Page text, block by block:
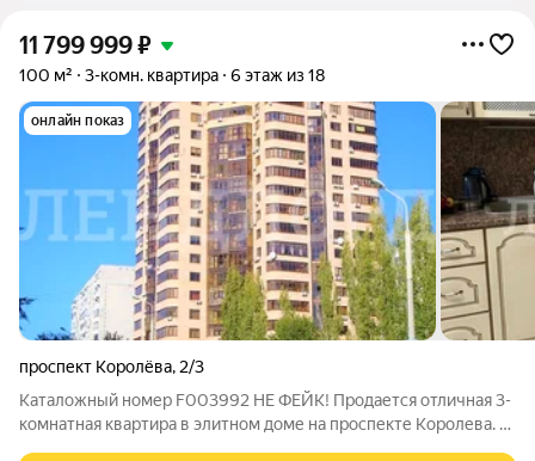
11 799 999₽
100 м² 3-комн. квартира 6 этаж из 18
онлайн показ
проспект Королёва, 2/3
Каталожный номер F003992 НЕ ФЕЙК! Продается отличная 3-
комнатная квартира в элитном доме на проспекте Королева. В